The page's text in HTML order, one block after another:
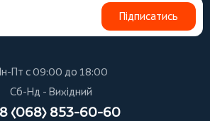
Підписатись
Пт с 09:00 до 18:00
Сб-Нд - Вихідний
(068) 853-60-60